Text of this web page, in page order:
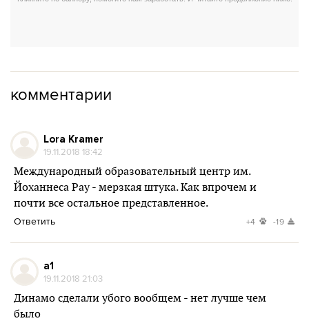
комментарии
Lora Kramer
19.11.2018 18:42
Международный образовательный центр им.
Йоханнеса Рау - мерзкая штука. Как впрочем и
почти все остальное представленное.
Ответить +4 -19
a1
19.11.2018 21:03
Динамо сделали убого вообщем - нет лучше чем
было